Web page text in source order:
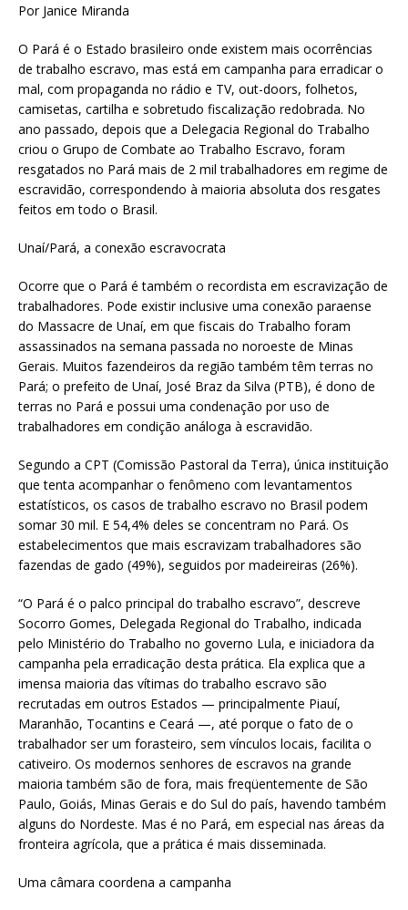
Por Janice Miranda
O Pará é o Estado brasileiro onde existem mais ocorrências
de trabalho escravo, mas está em campanha para erradicar o
mal, com propaganda no rádio e TV, out-doors, folhetos,
camisetas, cartilha e sobretudo fiscalização redobrada. No
ano passado, depois que a Delegacia Regional do Trabalho
criou o Grupo de Combate ao Trabalho Escravo, foram
resgatados no Pará mais de 2 mil trabalhadores em regime de
escravidão, correspondendo à maioria absoluta dos resgates
feitos em todo o Brasil.
Unaí/Pará, a conexão escravocrata
Ocorre que o Pará é também o recordista em escravização de
trabalhadores. Pode existir inclusive uma conexão paraense
do Massacre de Unaí, em que fiscais do Trabalho foram
assassinados na semana passada no noroeste de Minas
Gerais. Muitos fazendeiros da região também têm terras no
Pará; o prefeito de Unaí, José Braz da Silva (PTB), é dono de
terras no Pará e possui uma condenação por uso de
trabalhadores em condição análoga à escravidão.
Segundo a CPT (Comissão Pastoral da Terra), única instituição
que tenta acompanhar o fenômeno com levantamentos
estatísticos, os casos de trabalho escravo no Brasil podem
somar 30 mil. E 54,4% deles se concentram no Pará. Os
estabelecimentos que mais escravizam trabalhadores são
fazendas de gado (49%), seguidos por madeireiras (26%).
“O Pará é o palco principal do trabalho escravo”, descreve
Socorro Gomes, Delegada Regional do Trabalho, indicada
pelo Ministério do Trabalho no governo Lula, e iniciadora da
campanha pela erradicação desta prática. Ela explica que a
imensa maioria das vítimas do trabalho escravo são
recrutadas em outros Estados — principalmente Piauí,
Maranhão, Tocantins e Ceará —, até porque o fato de o
trabalhador ser um forasteiro, sem vínculos locais, facilita o
cativeiro. Os modernos senhores de escravos na grande
maioria também são de fora, mais freqüentemente de São
Paulo, Goiás, Minas Gerais e do Sul do país, havendo também
alguns do Nordeste. Mas é no Pará, em especial nas áreas da
fronteira agrícola, que a prática é mais disseminada.
Uma câmara coordena a campanha